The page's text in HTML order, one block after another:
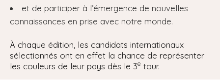
et de participer à l’émergence de nouvelles
connaissances en prise avec notre monde.
À chaque édition, les candidats internationaux
sélectionnés ont en effet la chance de représenter
les couleurs de leur pays dès le 3e tour.